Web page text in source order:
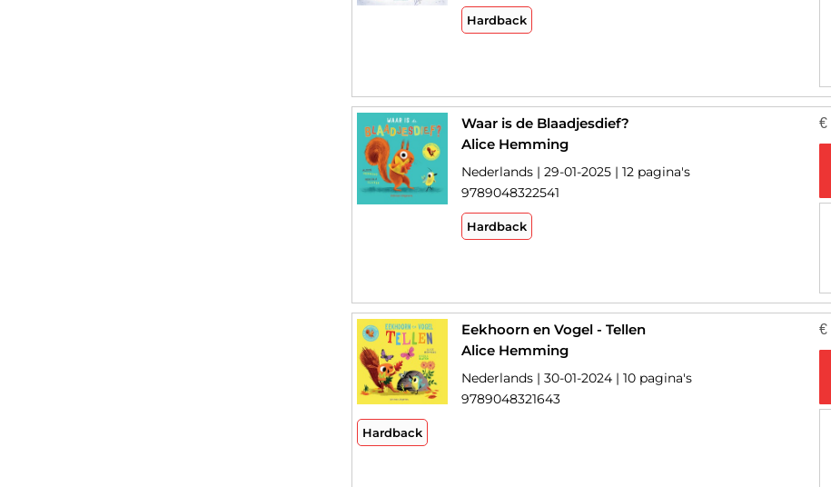
Hardback
Waar is de Blaadjesdief?
Alice Hemming
Nederlands | 29-01-2025 | 12 pagina's
9789048322541
Hardback
€
Eekhoorn en Vogel - Tellen
Alice Hemming
Nederlands | 30-01-2024 | 10 pagina's
9789048321643
Hardback
€